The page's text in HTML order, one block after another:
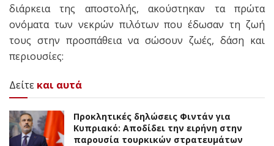
διάρκεια της αποστολής, ακούστηκαν τα πρώτα
ονόματα των νεκρών πιλότων που έδωσαν τη ζωή
τους στην προσπάθεια να σώσουν ζωές, δάση και
περιουσίες:
Δείτε και αυτά
Προκλητικές δηλώσεις Φιντάν για
Κυπριακό: Αποδίδει την ειρήνη στην
παρουσία τουρκικών στρατευμάτων